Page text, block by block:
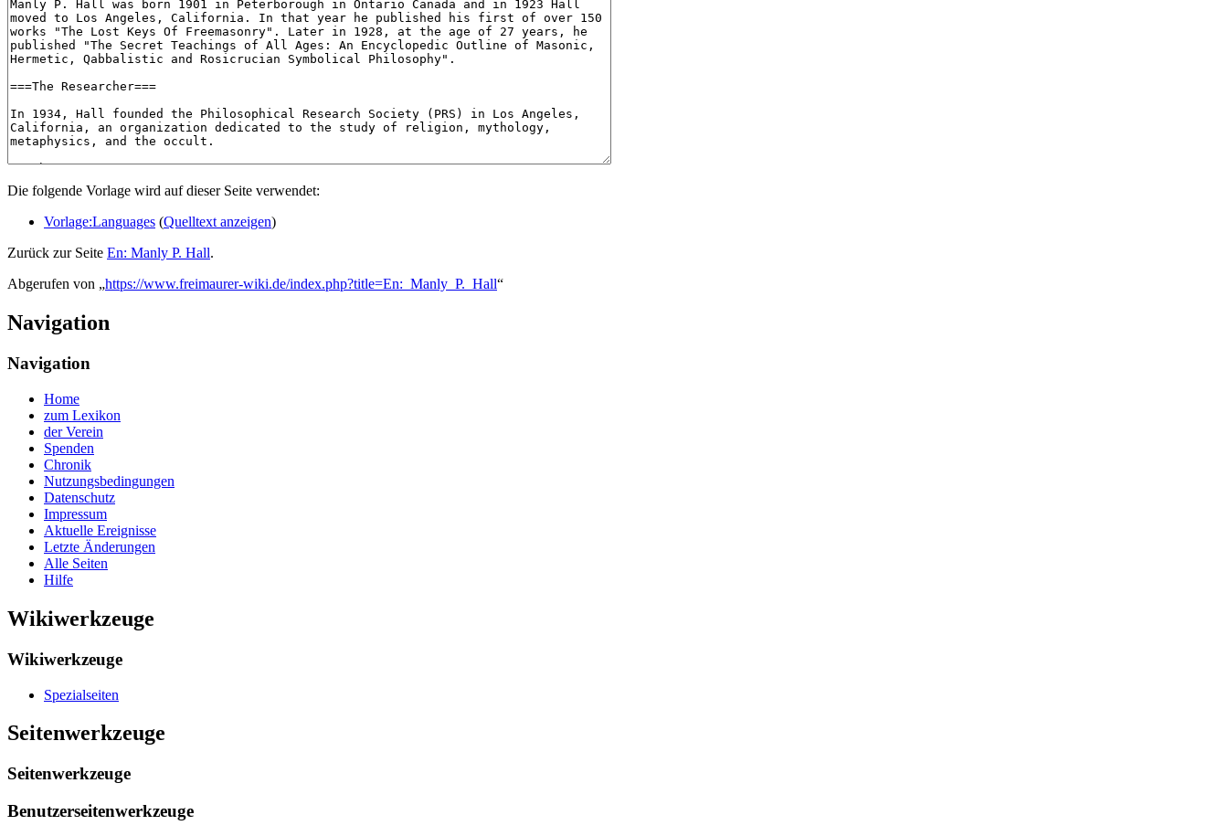
Die folgende Vorlage wird auf dieser Seite verwendet:
Vorlage:Languages (Quelltext anzeigen)
Zurück zur Seite En: Manly P. Hall.
Abgerufen von „https://www.freimaurer-wiki.de/index.php?title=En:_Manly_P._Hall“
Navigation
Navigation
Home
zum Lexikon
der Verein
Spenden
Chronik
Nutzungsbedingungen
Datenschutz
Impressum
Aktuelle Ereignisse
Letzte Änderungen
Alle Seiten
Hilfe
Wikiwerkzeuge
Wikiwerkzeuge
Spezialseiten
Seitenwerkzeuge
Seitenwerkzeuge
Benutzerseitenwerkzeuge